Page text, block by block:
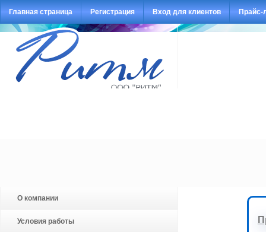
Главная страница Регистрация Вход для клиентов Прайс-
О компании
Условия работы